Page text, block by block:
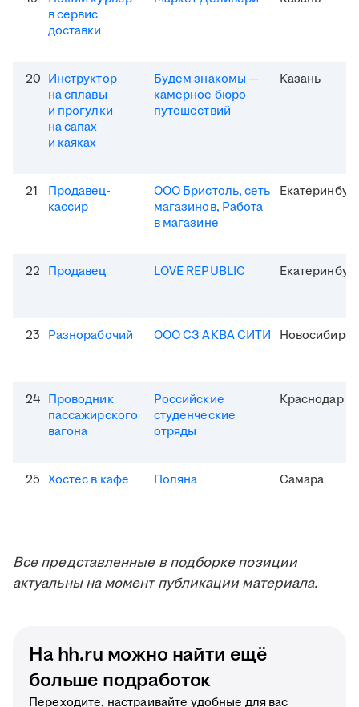
в сервис
доставки
20 Инструктор
на сплавы
и прогулки
на сапах
и каяках
Будем знакомы —
камерное бюро
путешествий
Казань
21
Продавец-
кассир
ООО Бристоль, сеть
магазинов, Работа
в магазине
22 Продавец LOVE REPUBLIC
23 Разнорабочий ООО СЗ АКВА СИТИ Новосибирск
24 Проводник
пассажирского
вагона
Российские
студенческие
отряды
Краснодар
25 Хостес в кафе Поляна Самара
Все представленные в подборке позиции
актуальны на момент публикации материала.
На hh.ru можно найти ещё
больше подработок
Переходите, настраивайте удобные для вас